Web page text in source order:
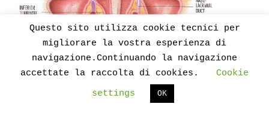
Perché praticare jala nētih?
L’ostruzione delle vie nasali
Questo sito utilizza cookie tecnici per
migliorare la vostra esperienza di
navigazione.Continuando la navigazione
accettate la raccolta di cookies.
Cookie
settings
OK